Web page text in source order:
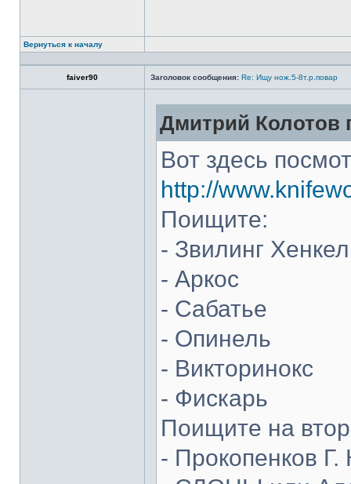
Вернуться к началу
faiver90 Заголовок сообщения: Re: Ищу нож.5-8т.р.повар
Дмитрий Колотов
Вот здесь
http://
Поищите:
- Звилинг
- Аркос
- Сабатье
- Опинель
- Викторинокс
- Фискарь
Поищите на
- Прокопенков Г.